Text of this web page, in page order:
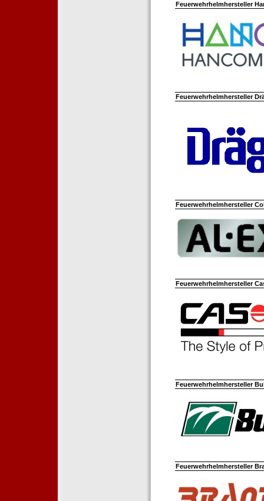
Feuerwehrhelmhersteller
Feuerwehrhelmhersteller
Feuerwehrhelmhersteller
Feuerwehrhelmhersteller
Feuerwehrhelmhersteller
Feuerwehrhelmhersteller